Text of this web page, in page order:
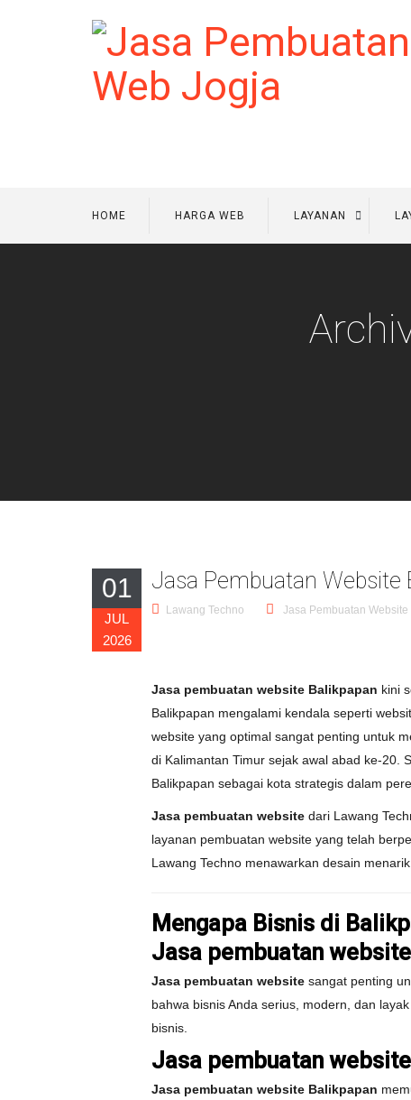
HOME HARGA WEB LAYANAN
01
JUL
2026
Jasa Pembuatan Website
Lawang Techno Jasa Pembuatan Website
Jasa pembuatan website Balikpapan kini
Balikpapan mengalami kendala seperti
website yang optimal sangat penting untuk
di Kalimantan Timur sejak awal abad ke-20.
Balikpapan sebagai kota strategis dalam
Jasa pembuatan website dari Lawang
layanan pembuatan website yang telah
Lawang Techno menawarkan desain
Mengapa Bisnis di
Jasa pembuatan
Jasa pembuatan website sangat penting
bahwa bisnis Anda serius, modern, dan
bisnis.
Jasa pembuatan
Jasa pembuatan website Balikpapan